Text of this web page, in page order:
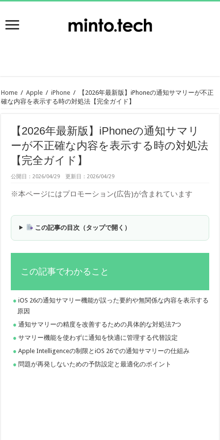
Home / Apple / iPhone /
【2026年最新版】iPhoneの通知サマリーが不正
確な内容を表示する時の対処法【完全ガイド】
【2026年最新版】iPhoneの通知サマリ
ーが不正確な内容を表示する時の対処法
【完全ガイド】
公開日：2026/04/29 更新日：2026/04/29
※本ページにはプロモーション(広告)が含まれています
この記事の目次（タップで開く）
この記事でわかること
iOS 26の通知サマリー機能が誤った要約や無関係な内容を表示する
原因
通知サマリーの精度を改善するための具体的な対処法7つ
サマリー機能を使わずに通知を快適に管理する代替設定
Apple Intelligenceの制限とiOS 26での通知サマリーの仕組み
問題が再発しないための予防設定と最適化のポイント